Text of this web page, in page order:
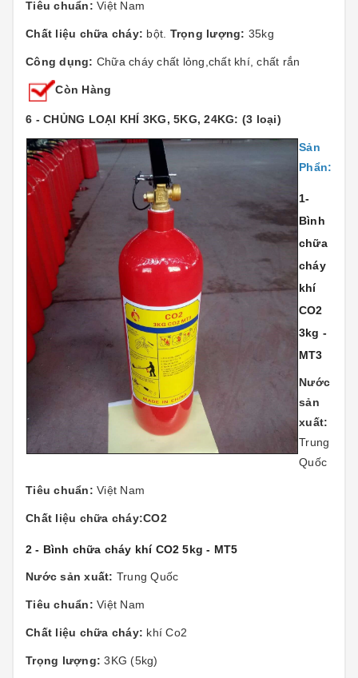
Tiêu chuẩn: Việt Nam
Chất liệu chữa cháy: bột. Trọng lượng: 35kg
Công dụng: Chữa cháy chất lỏng,chất khí, chất rắn
Còn Hàng
6 - CHỦNG LOẠI KHÍ 3KG, 5KG, 24KG: (3 loại)
Sản
Phẩn:
1-
Bình
chữa
cháy
khí
CO2
3kg -
MT3
Nước
sản
xuất:
Trung
Quốc
Tiêu chuẩn: Việt Nam
Chất liệu chữa cháy:CO2
2 - Bình chữa cháy khí CO2 5kg - MT5
Nước sản xuất: Trung Quốc
Tiêu chuẩn: Việt Nam
Chất liệu chữa cháy: khí Co2
Trọng lượng: 3KG (5kg)